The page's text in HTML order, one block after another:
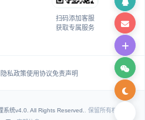
扫码添加客服
获取专属服务
隐私政策使用协议免责声明
统v4.0. All Rights Reserved.
. 保留所有权利